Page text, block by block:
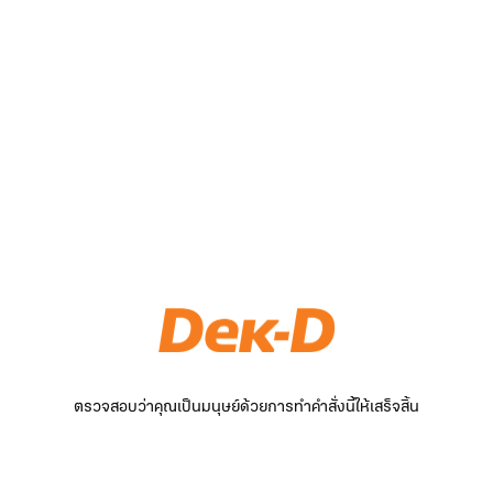
ตรวจสอบว่าคุณเป็นมนุษย์ด้วยการทำคำสั่งนี้ให้เสร็จสิ้น